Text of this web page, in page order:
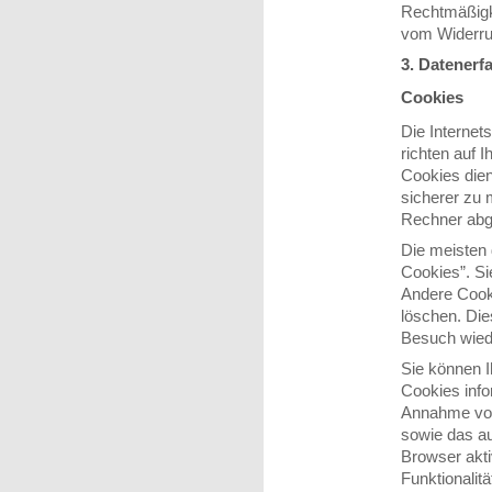
vom
3.
Cookies
Die
richten auf
Cookies
sicherer zu
Rechner
Die meisten
Cookies”.
Andere
löschen.
Besuch
Sie können
Cookies
Annahme
sowie das
Browser